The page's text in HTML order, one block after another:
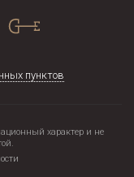
пунктов
характер и не